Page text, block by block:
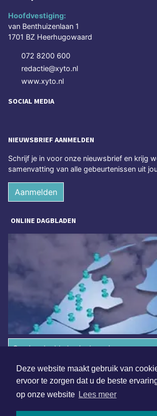
Deze website maakt gebruik van
ervoor te zorgen dat u de beste
op onze website Lees meer
Hoofdvestiging:
van Benthuizenlaan 1
1701 BZ Heerhugowaard
072 8200 600
redactie@xyto.nl
www.xyto.nl
SOCIAL MEDIA
NIEUWSBRIEF AANMELDEN
Schrijf je in voor onze nieuwsbrief en krijg
samenvatting van alle gebeurtenissen uit
Aanmelden
ONLINE DAGBLADEN
Overige dagbladen in de regio
Algemene voorwaarden
Disclaimer